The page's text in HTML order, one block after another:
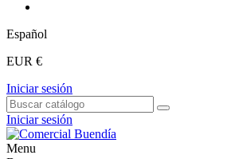
Español
EUR €
Iniciar sesión
Iniciar sesión
Menu